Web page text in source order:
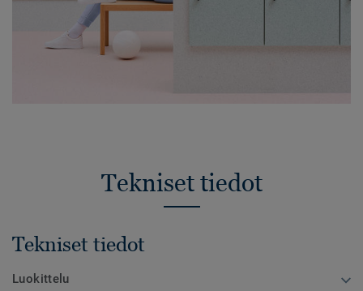
Tekniset tiedot
Tekniset tiedot
Luokittelu